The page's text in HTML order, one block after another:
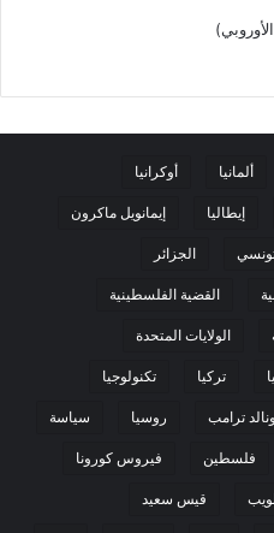
ألمانيا أوكرانيا
إيطاليا إيمانويل ماكرون
الجزائر
القضية الفلسطينية
الولايات المتحدة
تركيا تكنولوجيا
ترامب روسيا سياسة
فلسطين فيروس كورونا
قيس سعيد